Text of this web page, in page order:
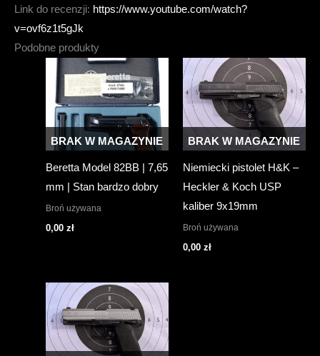
Link do recenzji: https://www.youtube.com/watch?
v=ovf6z1t5gJk
Podobne produkty
BRAK W MAGAZYNIE
Beretta Model 82BB | 7,65
mm | Stan bardzo dobry
Broń używana
0,00 zł
BRAK W MAGAZYNIE
Niemiecki pistolet H&K –
Heckler & Koch USP
kaliber 9x19mm
Broń używana
0,00 zł